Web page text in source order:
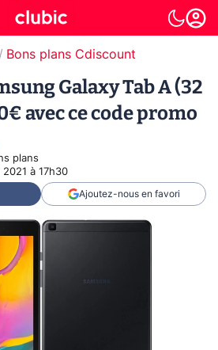
Bons plans Cdiscount
Galaxy Tab A (32
avec ce code promo
plans
2021 à 17h30
Ajoutez-nous en favori